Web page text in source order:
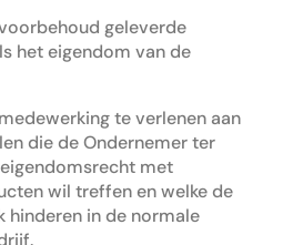
geleverde
het eigendom van de
te verlenen aan
die de Ondernemer ter
met
wil treffen en welke de
hinderen in de normale